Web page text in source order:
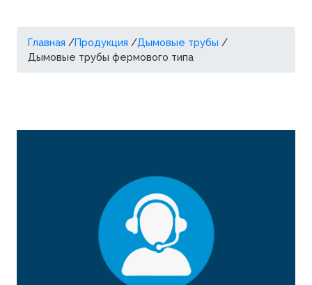
Главная /Продукция /Дымовые трубы /
Дымовые трубы фермового типа